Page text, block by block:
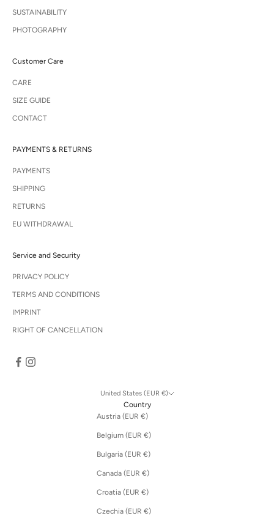
SUSTAINABILITY
PHOTOGRAPHY
Customer Care
CARE
SIZE GUIDE
CONTACT
PAYMENTS & RETURNS
PAYMENTS
SHIPPING
RETURNS
EU WITHDRAWAL
Service and Security
PRIVACY POLICY
TERMS AND CONDITIONS
IMPRINT
RIGHT OF CANCELLATION
United States (EUR €)
Country
Austria (EUR €)
Belgium (EUR €)
Bulgaria (EUR €)
Canada (EUR €)
Croatia (EUR €)
Czechia (EUR €)